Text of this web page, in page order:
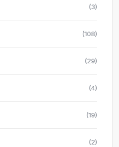
(3)
(108)
(29)
(4)
(19)
(2)